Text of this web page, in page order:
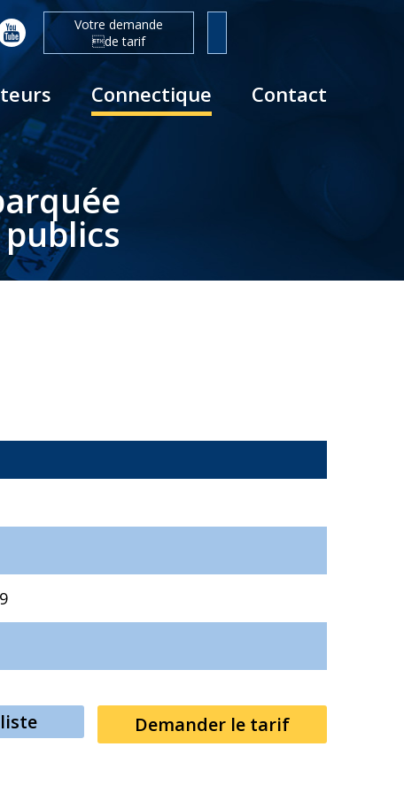
Votre demande
de tarif
Connectique Contact
Demander le tarif